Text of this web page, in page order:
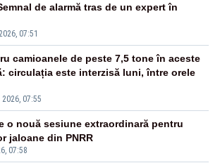
07:51
de alarmă tras de un expert în
07:55
camioanele de peste 7,5 tone în aceste
circulația este interzisă luni, între orele
07:58
o nouă sesiune extraordinară pentru
jaloane din PNRR